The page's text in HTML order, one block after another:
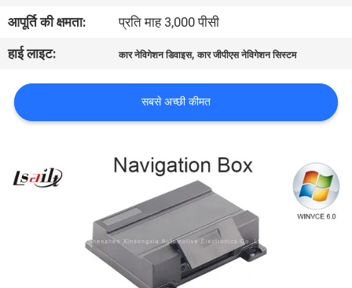
संपर्क
करें
समाचार
PRIVACY
आपूर्ति की क्षमता:
प्रति माह 3,000 पीसी
हाई लाइट:
कार नेविगेशन डिवाइस,कार जीपीएस नेविगेशन सिस्टम
सबसे अच्छी कीमत